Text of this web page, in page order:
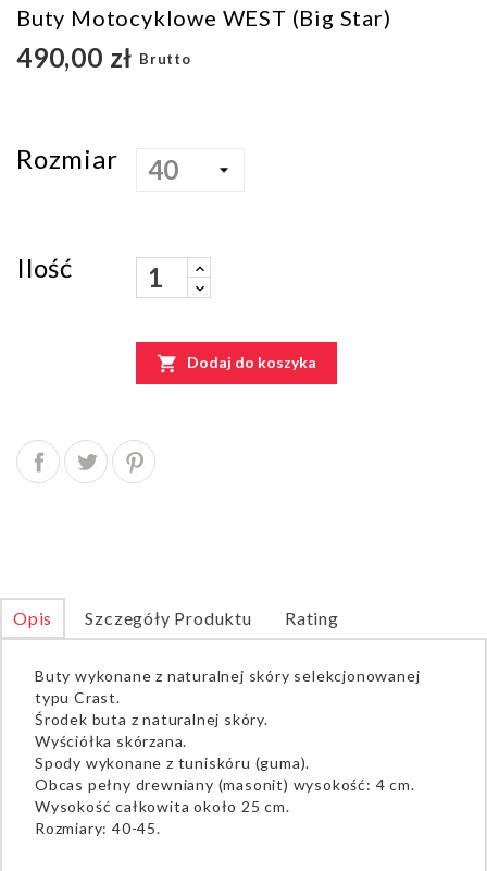
Buty Motocyklowe WEST (Big Star)
490,00 zł Brutto
Rozmiar
Ilość
 Dodaj do koszyka
Opis Szczegóły Produktu Rating
Buty wykonane z naturalnej skóry selekcjonowanej
typu Crast.
Środek buta z naturalnej skóry.
Wyściółka skórzana.
Spody wykonane z tuniskóru (guma).
Obcas pełny drewniany (masonit) wysokość: 4 cm.
Wysokość całkowita około 25 cm.
Rozmiary: 40-45.